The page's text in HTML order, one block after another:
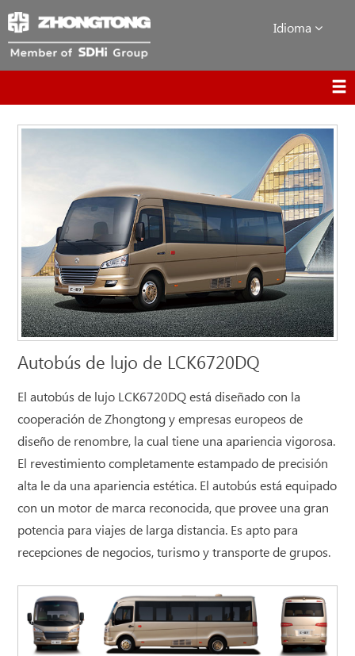
Idioma
Autobús de lujo de LCK6720DQ
El autobús de lujo LCK6720DQ está diseñado con la
cooperación de Zhongtong y empresas europeos de
diseño de renombre, la cual tiene una apariencia vigorosa.
El revestimiento completamente estampado de precisión
alta le da una apariencia estética. El autobús está equipado
con un motor de marca reconocida, que provee una gran
potencia para viajes de larga distancia. Es apto para
recepciones de negocios, turismo y transporte de grupos.